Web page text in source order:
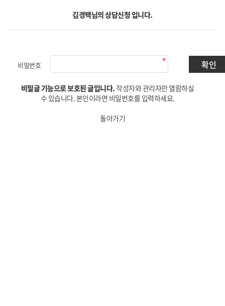
김경택님의 상담신청 입니다.
비밀번호
비밀글 기능으로 보호된 글입니다. 작성자와 관리자만 열람하실
수 있습니다. 본인이라면 비밀번호를 입력하세요.
돌아가기